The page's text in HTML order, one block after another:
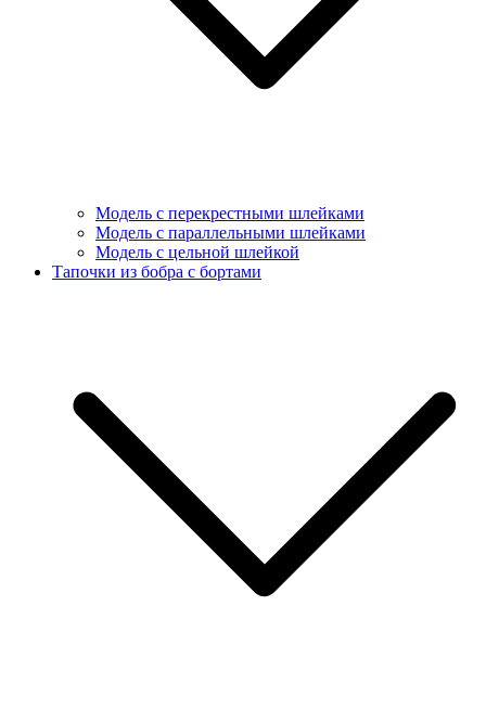
Модель с перекрестными шлейками
Модель с параллельными шлейками
Модель с цельной шлейкой
Тапочки из бобра с бортами